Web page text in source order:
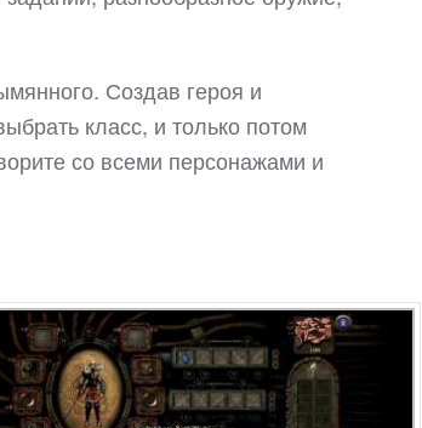
Создав героя и
класс, и только потом
со всеми персонажами и